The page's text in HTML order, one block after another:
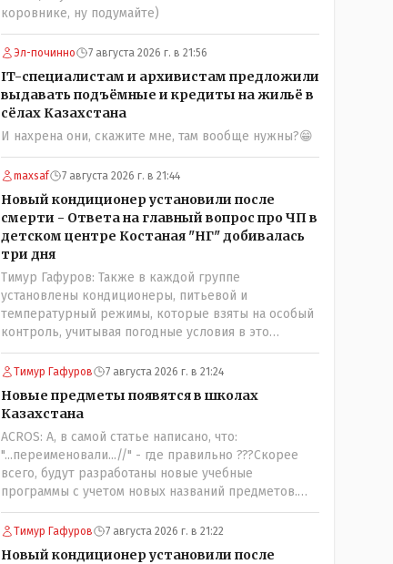
коровнике, ну подумайте)
Эл-починно 7 августа 2026 г. в 21:56
IT-специалистам и архивистам предложили
выдавать подъёмные и кредиты на жильё в
сёлах Казахстана
И нахрена они, скажите мне, там вообще нужны?😁
maxsaf 7 августа 2026 г. в 21:44
Новый кондиционер установили после
смерти - Ответа на главный вопрос про ЧП в
детском центре Костаная "НГ" добивалась
три дня
Тимур Гафуров: Также в каждой группе
установлены кондиционеры, питьевой и
температурный режимы, которые взяты на особый
контроль, учитывая погодные условия в это
лето.Мы решили. что это - противоречие. Вы
считаете иначе?Ну тут противоречия нет. Этот
трагедии, то есть 29 июля, когда спешно
установили и воду, и новые кондиционеры, и
впервые поставили температурный режим на
контроль. То есть первая часть - информация до
трагедии, вторая часть - информация после
трагедии, когда все уже было исправлено.
Тимур Гафуров 7 августа 2026 г. в 21:24
Новые предметы появятся в школах
Казахстана
ACROS: А, в самой статье написано, что:
"...переименовали...//" - где правильно ???Скорее
всего, будут разработаны новые учебные
программы с учетом новых названий предметов.
Так что предметы - новые. Хоть и
переименованные)
Тимур Гафуров 7 августа 2026 г. в 21:22
Новый кондиционер установили после